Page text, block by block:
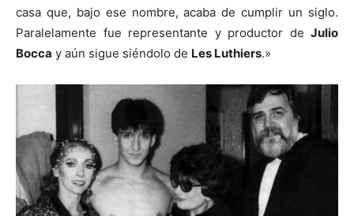
casa que, bajo ese nombre, acaba de cumplir un siglo.
Paralelamente fue representante y productor de Julio
Bocca y aún sigue siéndolo de Les Luthiers.»